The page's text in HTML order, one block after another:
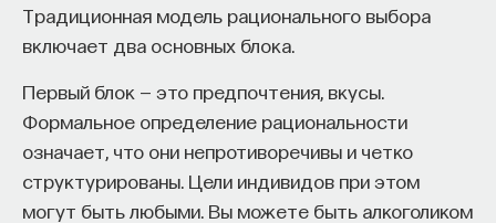
Традиционная модель рационального выбора
включает два основных блока.
Первый блок — это предпочтения, вкусы.
Формальное определение рациональности
означает, что они непротиворечивы и четко
структурированы. Цели индивидов при этом
могут быть любыми. Вы можете быть алкоголиком